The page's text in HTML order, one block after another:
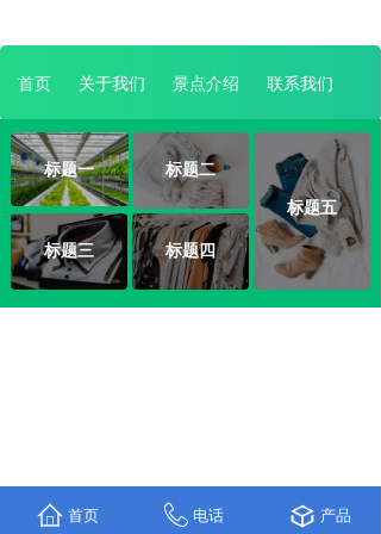
首页 关于我们 景点介绍 联系我们
标题一
标题五
标题二
标题三 标题四
首页 电话 产品